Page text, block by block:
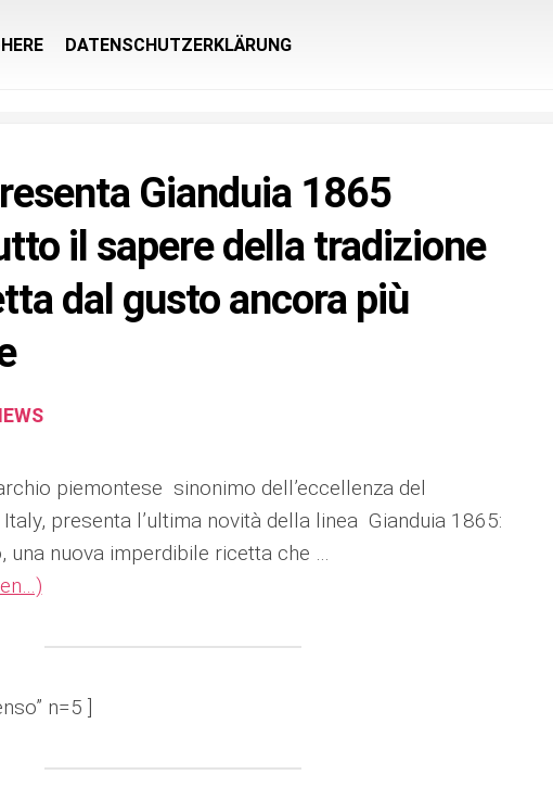
DATENSCHUTZERKLÄRUNG
Gianduia 1865
il sapere della tradizione
dal gusto ancora più
piemontese sinonimo dell’eccellenza del
presenta l’ultima novità della linea Gianduia 1865:
una nuova imperdibile ricetta che …
n=5 ]